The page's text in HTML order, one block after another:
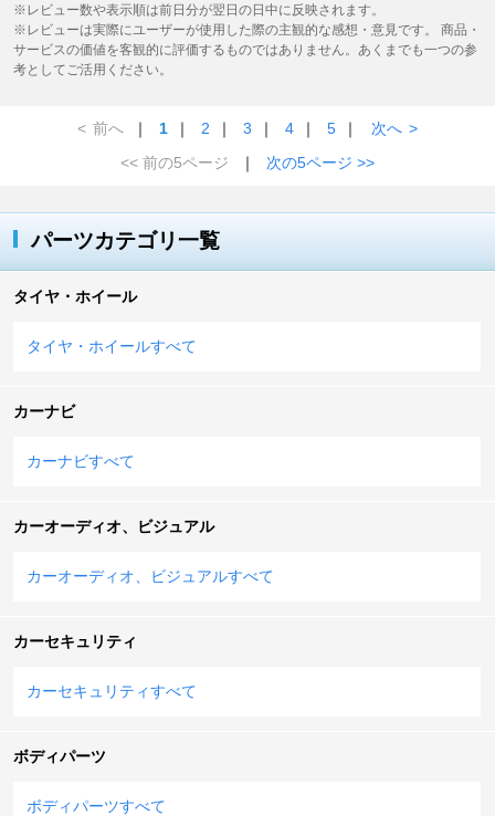
※レビュー数や表示順は前日分が翌日の日中に反映されます。
※レビューは実際にユーザーが使用した際の主観的な感想・意見です。 商品・
サービスの価値を客観的に評価するものではありません。あくまでも一つの参
考としてご活用ください。
< 前へ ｜ 1 ｜ 2 ｜ 3 ｜ 4 ｜ 5 ｜ 次へ >
<< 前の5ページ
｜ 次の5ページ >>
パーツカテゴリ一覧
タイヤ・ホイール
タイヤ・ホイールすべて
カーナビ
カーナビすべて
カーオーディオ、ビジュアル
カーオーディオ、ビジュアルすべて
カーセキュリティ
カーセキュリティすべて
ボディパーツ
ボディパーツすべて